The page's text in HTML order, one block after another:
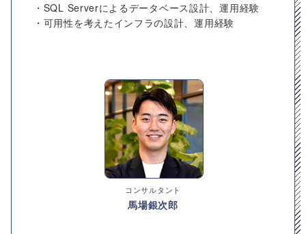
・SQL Serverによるデータベース設計、運用経験
・可用性を考えたインフラの設計、運用経験
コンサルタント
馬場銀次郎